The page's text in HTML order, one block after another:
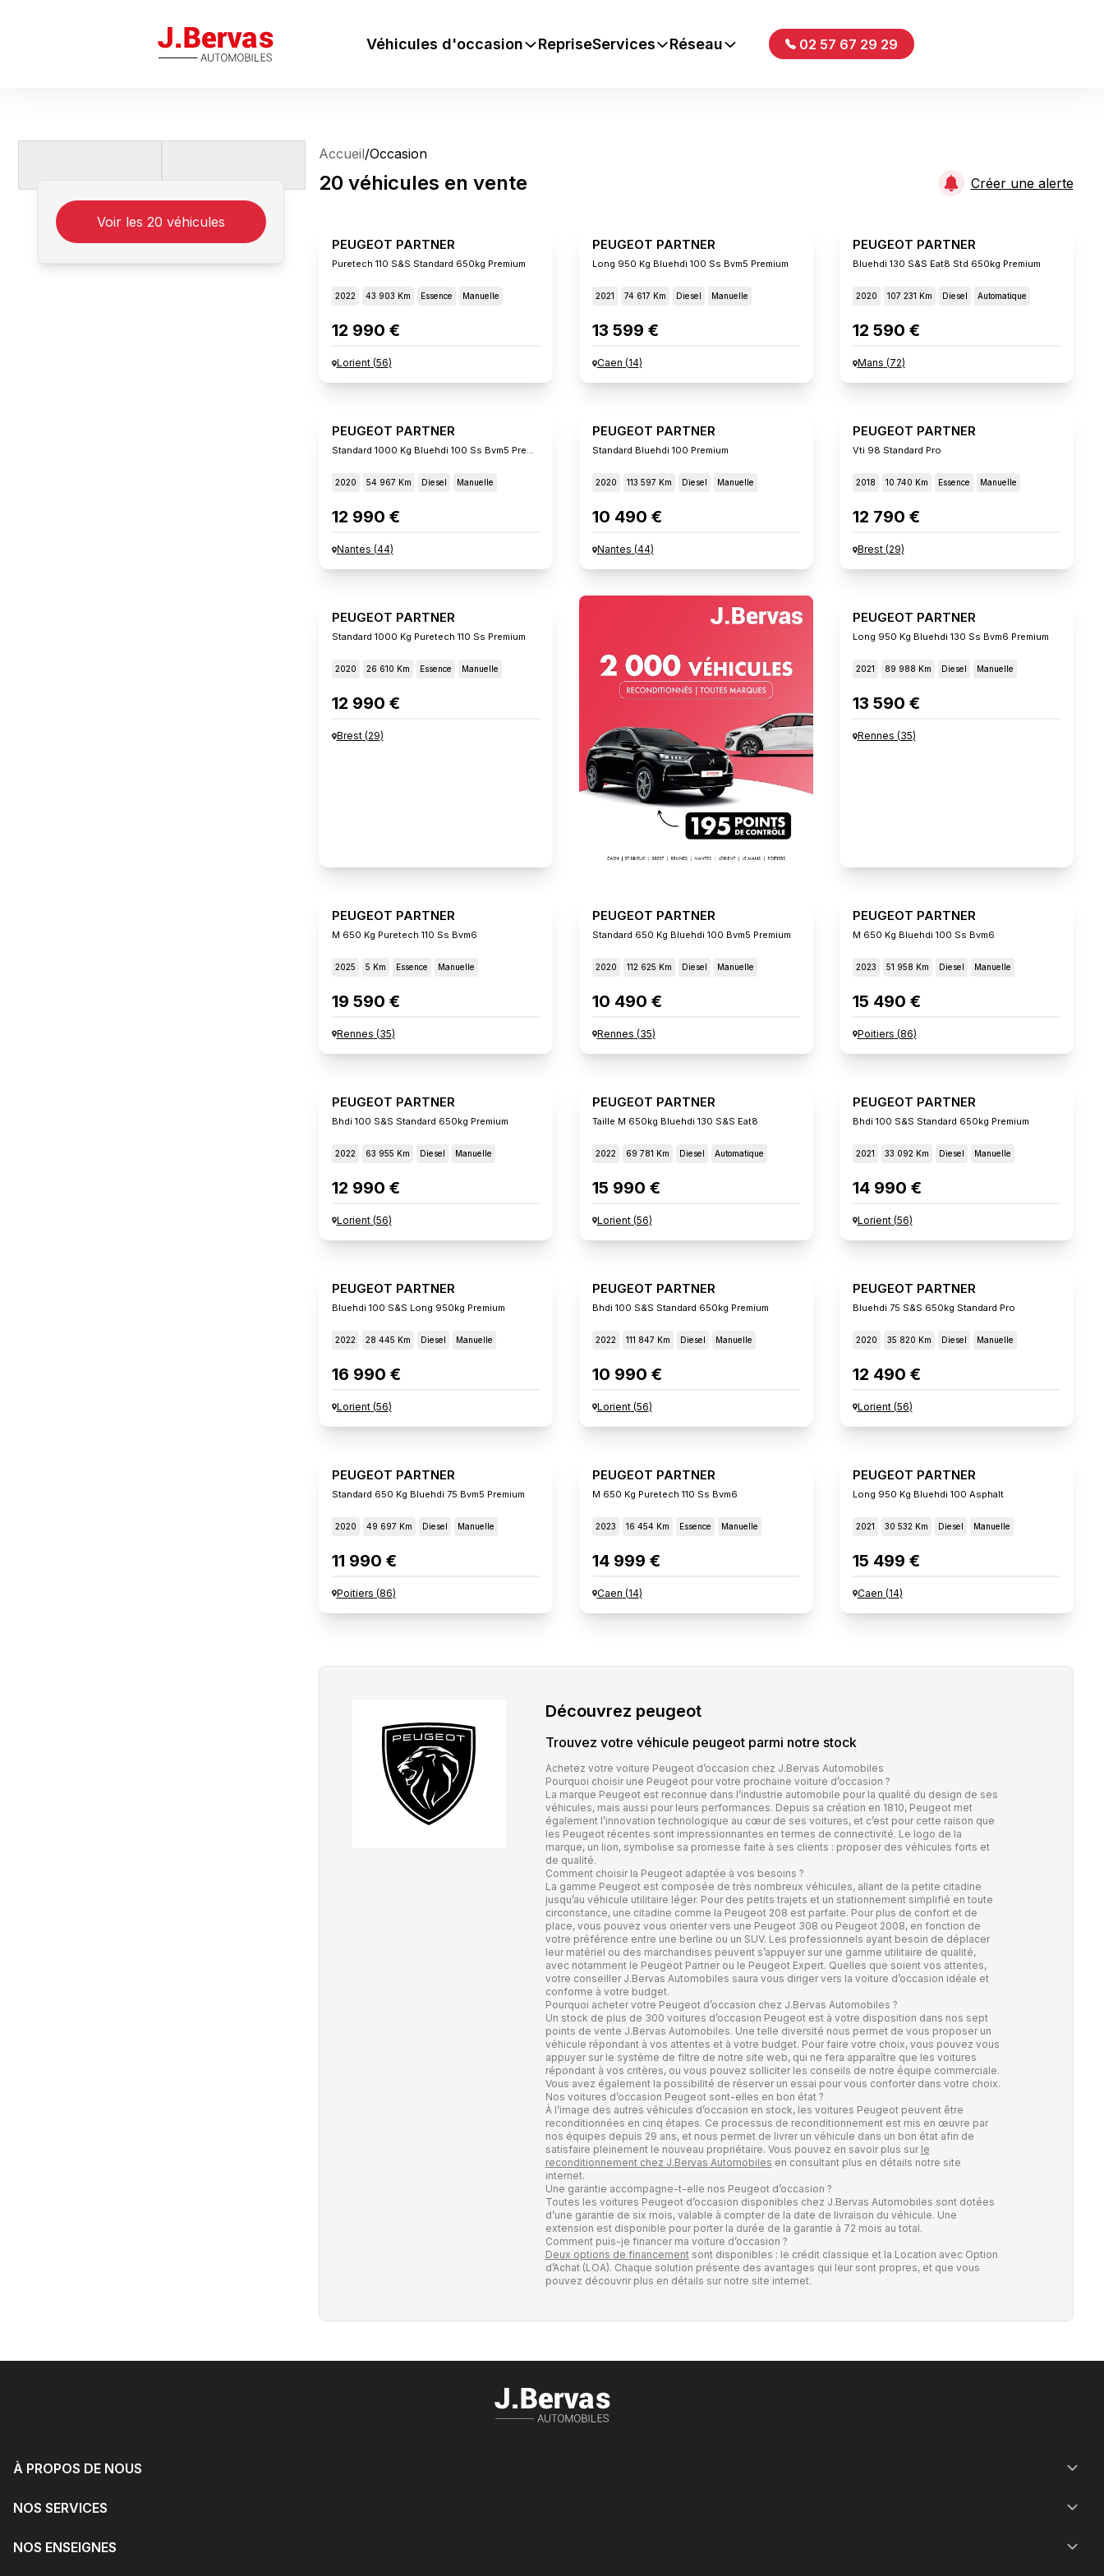
J.Bervas Véhicules d'occasion RepriseServices Réseau 02 57 67 29 29
Voir les 20 véhicules
Accueil/Occasion
20 véhicules en vente Créer une alerte
PEUGEOT PARTNER
Puretech 110 S&s Standard 650kg Premium
2022 43 903 Km Essence Manuelle
12 990 €
Lorient(56)
PEUGEOT PARTNER
Long 950 Kg Bluehdi 100 Ss Bvm5 Premium
2021 74 617 Km Diesel Manuelle
13 599 €
Caen (14)
PEUGEOT PARTNER
Bluehdi 130 S&s Eat8 Std 650kg Premium
2020 107 231 Km Diesel Automatique
12 590 €
Mans (72)
PEUGEOT PARTNER
Standard 1000 Kg Bluehdi 100 Ss Bvm5 Premiu
2020 54 967 Km Diesel Manuelle
12 990 €
Nantes (44)
PEUGEOT PARTNER
Standard Bluehdi 100 Premium
2020 113 597 Km Diesel Manuelle
10 490 €
Nantes (44)
PEUGEOT PARTNER
Vti 98 Standard Pro
2018 10 740 Km Essence Manuelle
12 790 €
Brest(29)
PEUGEOT PARTNER
Standard 1000 Kg Puretech 110 Ss Premium
2020 26 610 Km Essence Manuelle
12 990 €
Brest(29)
PEUGEOT PARTNER
Long 950 Kg Bluehdi 130 Ss Bvm6 Premium
2021 89 988 Km Diesel Manuelle
13 590 €
Rennes (35)
PEUGEOT PARTNER
M 650 Kg Puretech 110 Ss Bvm6
2025 5 Km Essence Manuelle
19 590 €
Rennes (35)
PEUGEOT PARTNER
Standard 650 Kg Bluehdi 100 Bvm5 Premium
2020 112 625 Km Diesel Manuelle
10 490 €
Rennes (35)
PEUGEOT PARTNER
M 650 Kg Bluehdi 100 Ss Bvm6
2023 51 958 Km Diesel Manuelle
15 490 €
Poitiers (86)
PEUGEOT PARTNER
Bhdi 100 S&s Standard 650kg Premium
2022 63 955 Km Diesel Manuelle
12 990 €
Lorient(56)
PEUGEOT PARTNER
Taille M 650kg Bluehdi 130 S&s Eat8
2022 69 781 Km Diesel Automatique
15 990 €
Lorient(56)
PEUGEOT PARTNER
Bhdi 100 S&s Standard 650kg Premium
2021 33 092 Km Diesel Manuelle
14 990 €
Lorient(56)
PEUGEOT PARTNER
Bluehdi 100 S&s Long 950kg Premium
2022 28 445 Km Diesel Manuelle
16 990 €
Lorient(56)
PEUGEOT PARTNER
Bhdi 100 S&s Standard 650kg Premium
2022 111 847 Km Diesel Manuelle
10 990 €
Lorient(56)
PEUGEOT PARTNER
Bluehdi 75 S&s 650kg Standard Pro
2020 35 820 Km Diesel Manuelle
12 490 €
Lorient(56)
PEUGEOT PARTNER
Standard 650 Kg Bluehdi 75 Bvm5 Premium
2020 49 697 Km Diesel Manuelle
11 990 €
Poitiers (86)
PEUGEOT PARTNER
M 650 Kg Puretech 110 Ss Bvm6
2023 16 454 Km Essence Manuelle
14 999 €
Caen (14)
PEUGEOT PARTNER
Long 950 Kg Bluehdi 100 Asphalt
2021 30 532 Km Diesel Manuelle
15 499 €
Caen (14)
Découvrez peugeot
Trouvez votre véhicule peugeotparmi notre stock
Achetez votre voiture Peugeot d’occasion chez J.Bervas Automobiles
Pourquoi choisir une Peugeot pour votre prochaine voiture d’occasion ?
La marque Peugeot est reconnue dans l’industrie automobile pour la qualité du design de ses
véhicules, mais aussi pour leurs performances. Depuis sa création en 1810, Peugeot met
également l’innovation technologique au cœur de ses voitures, et c’est pour cette raison que
les Peugeot récentes sont impressionnantes en termes de connectivité. Le logo de la
marque, un lion, symbolise sa promesse faite à ses clients : proposer des véhicules forts et
de qualité.
Comment choisir la Peugeot adaptée à vos besoins ?
La gamme Peugeot est composée de très nombreux véhicules, allant de la petite citadine
jusqu’au véhicule utilitaire léger. Pour des petits trajets et un stationnement simplifié en toute
circonstance, une citadine comme la Peugeot 208 est parfaite. Pour plus de confort et de
place, vous pouvez vous orienter vers une Peugeot 308 ou Peugeot 2008, en fonction de
votre préférence entre une berline ou un SUV. Les professionnels ayant besoin de déplacer
leur matériel ou des marchandises peuvent s’appuyer sur une gamme utilitaire de qualité,
avec notamment le Peugeot Partner ou le Peugeot Expert. Quelles que soient vos attentes,
votre conseiller J.Bervas Automobiles saura vous diriger vers la voiture d’occasion idéale et
conforme à votre budget.
Pourquoi acheter votre Peugeot d’occasion chez J.Bervas Automobiles ?
Un stock de plus de 300 voitures d’occasion Peugeot est à votre disposition dans nos sept
points de vente J.Bervas Automobiles. Une telle diversité nous permet de vous proposer un
véhicule répondant à vos attentes et à votre budget. Pour faire votre choix, vous pouvez vous
appuyer sur le système de filtre de notre site web, qui ne fera apparaître que les voitures
répondant à vos critères, ou vous pouvez solliciter les conseils de notre équipe commerciale.
Vous avez également la possibilité de réserver un essai pour vous conforter dans votre choix.
Nos voitures d’occasion Peugeot sont-elles en bon état ?
À l’image des autres véhicules d’occasion en stock, les voitures Peugeot peuvent être
reconditionnées en cinq étapes. Ce processus de reconditionnement est mis en œuvre par
nos équipes depuis 29 ans, et nous permet de livrer un véhicule dans un bon état afin de
satisfaire pleinement le nouveau propriétaire. Vous pouvez en savoir plus sur le
reconditionnement chez J.Bervas Automobiles en consultant plus en détails notre site
internet.
Une garantie accompagne-t-elle nos Peugeot d’occasion ?
Toutes les voitures Peugeot d’occasion disponibles chez J.Bervas Automobiles sont dotées
d’une garantie de six mois, valable à compter de la date de livraison du véhicule. Une
extension est disponible pour porter la durée de la garantie à 72 mois au total.
Comment puis-je financer ma voiture d’occasion ?
Deux options de financementsont disponibles : le crédit classique et la Location avec Option
d’Achat (LOA). Chaque solution présente des avantages qui leur sont propres, et que vous
pouvez découvrir plus en détails sur notre site internet.
À PROPOS DE NOUS
NOS SERVICES
NOS ENSEIGNES